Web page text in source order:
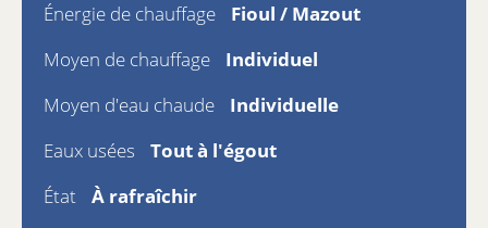
Énergie de chauffage
Fioul / Mazout
Moyen de chauffage
Individuel
Moyen d'eau chaude
Individuelle
Eaux usées
Tout à l'égout
État
À rafraîchir